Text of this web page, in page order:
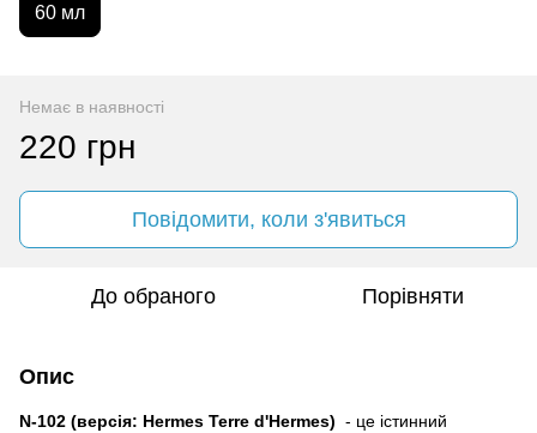
60 мл
Немає в наявності
220 грн
Повідомити, коли з'явиться
До обраного Порівняти
Опис
N-102 (версія: Hermes Terre d'Hermes) - це істинний